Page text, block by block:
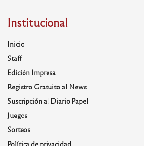
Institucional
Inicio
Staff
Edición Impresa
Registro Gratuito al News
Suscripción al Diario Papel
Juegos
Sorteos
Política de privacidad